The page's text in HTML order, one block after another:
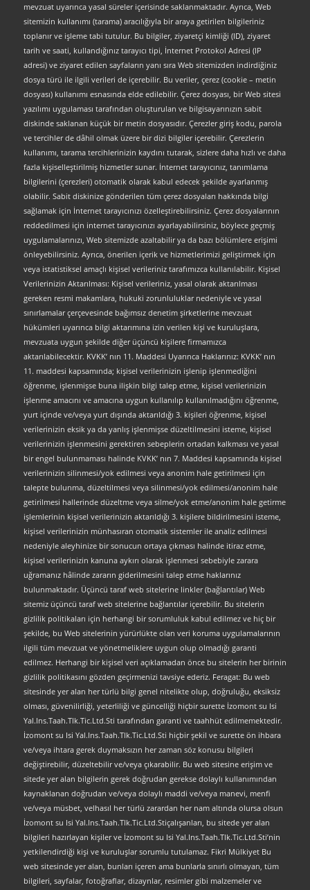
mevzuat uyarınca yasal süreler içerisinde saklanmaktadır. Ayrıca, Web
sitemizin kullanımı (tarama) aracılığıyla bir araya getirilen bilgileriniz
toplanır ve işleme tabi tutulur. Bu bilgiler, ziyaretçi kimliği (ID), ziyaret
tarih ve saati, kullandığınız tarayıcı tipi, İnternet Protokol Adresi (IP
adresi) ve ziyaret edilen sayfaların yanı sıra Web sitemizden indirdiğiniz
dosya türü ile ilgili verileri de içerebilir. Bu veriler, çerez (cookie – metin
dosyası) kullanımı esnasında elde edilebilir. Çerez dosyası, bir Web sitesi
yazılımı uygulaması tarafından oluşturulan ve bilgisayarınızın sabit
diskinde saklanan küçük bir metin dosyasıdır. Çerezler giriş kodu, parola
ve tercihler de dâhil olmak üzere bir dizi bilgiler içerebilir. Çerezlerin
kullanımı, tarama tercihlerinizin kaydını tutarak, sizlere daha hızlı ve daha
fazla kişiselleştirilmiş hizmetler sunar. İnternet tarayıcınız, tanımlama
bilgilerini (çerezleri) otomatik olarak kabul edecek şekilde ayarlanmış
olabilir. Sabit diskinize gönderilen tüm çerez dosyaları hakkında bilgi
sağlamak için İnternet tarayıcınızı özelleştirebilirsiniz. Çerez dosyalarının
reddedilmesi için internet tarayıcınızı ayarlayabilirsiniz, böylece geçmiş
uygulamalarınızı, Web sitemizde azaltabilir ya da bazı bölümlere erişimi
önleyebilirsiniz. Ayrıca, önerilen içerik ve hizmetlerimizi geliştirmek için
veya istatistiksel amaçlı kişisel verileriniz tarafımızca kullanılabilir. Kişisel
Verilerinizin Aktarılması: Kişisel verileriniz, yasal olarak aktarılması
gereken resmi makamlara, hukuki zorunluluklar nedeniyle ve yasal
sınırlamalar çerçevesinde bağımsız denetim şirketlerine mevzuat
hükümleri uyarınca bilgi aktarımına izin verilen kişi ve kuruluşlara,
mevzuata uygun şekilde diğer üçüncü kişilere firmamızca
aktarılabilecektir. KVKK’ nın 11. Maddesi Uyarınca Haklarınız: KVKK’ nın
11. maddesi kapsamında; kişisel verilerinizin işlenip işlenmediğini
öğrenme, işlenmişse buna ilişkin bilgi talep etme, kişisel verilerinizin
işlenme amacını ve amacına uygun kullanılıp kullanılmadığını öğrenme,
yurt içinde ve/veya yurt dışında aktarıldığı 3. kişileri öğrenme, kişisel
verilerinizin eksik ya da yanlış işlenmişse düzeltilmesini isteme, kişisel
verilerinizin işlenmesini gerektiren sebeplerin ortadan kalkması ve yasal
bir engel bulunmaması halinde KVKK’ nın 7. Maddesi kapsamında kişisel
verilerinizin silinmesi/yok edilmesi veya anonim hale getirilmesi için
talepte bulunma, düzeltilmesi veya silinmesi/yok edilmesi/anonim hale
getirilmesi hallerinde düzeltme veya silme/yok etme/anonim hale getirme
işlemlerinin kişisel verilerinizin aktarıldığı 3. kişilere bildirilmesini isteme,
kişisel verilerinizin münhasıran otomatik sistemler ile analiz edilmesi
nedeniyle aleyhinize bir sonucun ortaya çıkması halinde itiraz etme,
kişisel verilerinizin kanuna aykırı olarak işlenmesi sebebiyle zarara
uğramanız hâlinde zararın giderilmesini talep etme haklarınız
bulunmaktadır. Üçüncü taraf web sitelerine linkler (bağlantılar) Web
sitemiz üçüncü taraf web sitelerine bağlantılar içerebilir. Bu sitelerin
gizlilik politikaları için herhangi bir sorumluluk kabul edilmez ve hiç bir
şekilde, bu Web sitelerinin yürürlükte olan veri koruma uygulamalarının
ilgili tüm mevzuat ve yönetmeliklere uygun olup olmadığı garanti
edilmez. Herhangi bir kişisel veri açıklamadan önce bu sitelerin her birinin
gizlilik politikasını gözden geçirmenizi tavsiye ederiz. Feragat: Bu web
sitesinde yer alan her türlü bilgi genel nitelikte olup, doğruluğu, eksiksiz
olması, güvenilirliği, yeterliliği ve güncelliği hiçbir surette İzomont su Isi
Yal.Ins.Taah.Tlk.Tic.Ltd.Sti tarafından garanti ve taahhüt edilmemektedir.
İzomont su Isi Yal.Ins.Taah.Tlk.Tic.Ltd.Sti hiçbir şekil ve surette ön ihbara
ve/veya ihtara gerek duymaksızın her zaman söz konusu bilgileri
değiştirebilir, düzeltebilir ve/veya çıkarabilir. Bu web sitesine erişim ve
sitede yer alan bilgilerin gerek doğrudan gerekse dolaylı kullanımından
kaynaklanan doğrudan ve/veya dolaylı maddi ve/veya manevi, menfi
ve/veya müsbet, velhasıl her türlü zarardan her nam altında olursa olsun
İzomont su Isi Yal.Ins.Taah.Tlk.Tic.Ltd.Stiçalışanları, bu sitede yer alan
bilgileri hazırlayan kişiler ve İzomont su Isi Yal.Ins.Taah.Tlk.Tic.Ltd.Sti’nin
yetkilendirdiği kişi ve kuruluşlar sorumlu tutulamaz. Fikri Mülkiyet Bu
web sitesinde yer alan, bunları içeren ama bunlarla sınırlı olmayan, tüm
bilgileri, sayfalar, fotoğraflar, dizaynlar, resimler gibi malzemeler ve